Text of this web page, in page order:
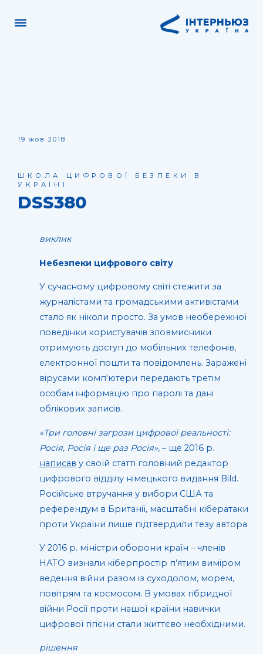
19 жов 2018
ШКОЛА ЦИФРОВОЇ БЕЗПЕКИ В
УКРАЇНІ
DSS380
виклик
Небезпеки цифрового світу
У сучасному цифровому світі стежити за
журналістами та громадськими активістами
стало як ніколи просто. За умов необережної
поведінки користувачів зловмисники
отримують доступ до мобільних телефонів,
електронної пошти та повідомлень. Заражені
вірусами комп'ютери передають третім
особам інформацію про паролі та дані
облікових записів.
«Три головні загрози цифрової реальності:
Росія, Росія і ще раз Росія», – ще 2016 р.
написав у своїй статті головний редактор
цифрового відділу німецького видання Bild.
Російське втручання у вибори США та
референдум в Британії, масштабні кібератаки
проти України лише підтвердили тезу автора.
У 2016 р. міністри оборони країн – членів
НАТО визнали кіберпростір п’ятим виміром
ведення війни разом із суходолом, морем,
повітрям та космосом. В умовах гібридної
війни Росії проти нашої країни навички
цифрової гігієни стали життєво необхідними.
рішення